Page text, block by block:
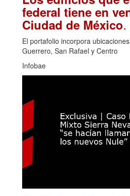
federal tiene en
Ciudad de México
El portafolio incorpora
Guerrero, San Rafael y Centro
Infobae